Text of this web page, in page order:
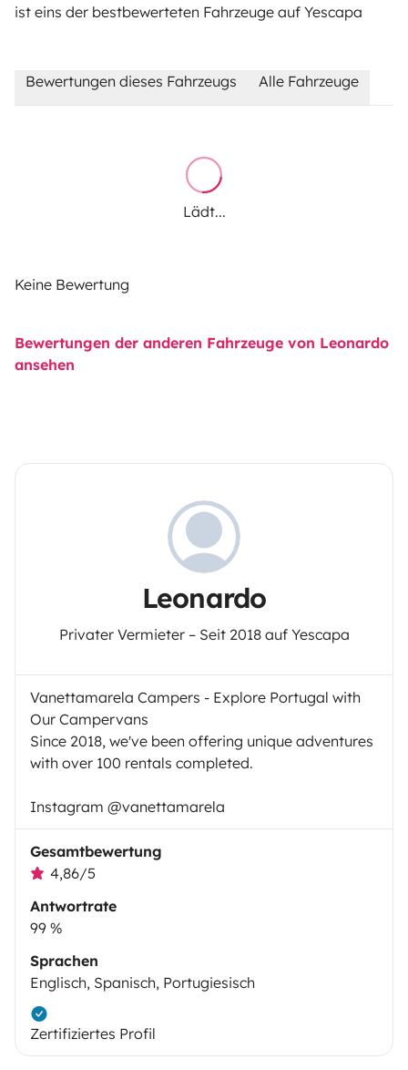
ist eins der bestbewerteten Fahrzeuge auf Yescapa
Bewertungen dieses Fahrzeugs Alle Fahrzeuge
Lädt...
Keine Bewertung
Bewertungen der anderen Fahrzeuge von Leonardo
ansehen
Leonardo
Privater Vermieter – Seit 2018 auf Yescapa
Vanettamarela Campers - Explore Portugal with
Our Campervans
Since 2018, we've been offering unique adventures
with over 100 rentals completed.
Instagram @vanettamarela
Gesamtbewertung
4,86/5
Antwortrate
99 %
Sprachen
Englisch, Spanisch, Portugiesisch
Zertifiziertes Profil